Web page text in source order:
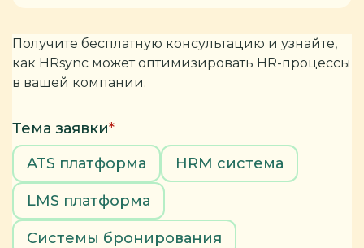
Получите бесплатную консультацию и узнайте,
как HRsync может оптимизировать HR-процессы
в вашей компании.
Тема заявки*
ATS платформа
HRM система
LMS платформа
Системы бронирования